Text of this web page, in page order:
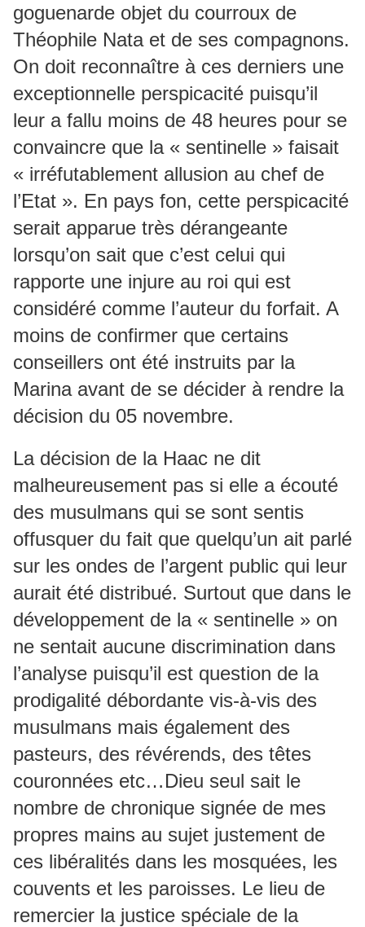
goguenarde objet du courroux de
Théophile Nata et de ses compagnons.
On doit reconnaître à ces derniers une
exceptionnelle perspicacité puisqu’il
leur a fallu moins de 48 heures pour se
convaincre que la « sentinelle » faisait
« irréfutablement allusion au chef de
l’Etat ». En pays fon, cette perspicacité
serait apparue très dérangeante
lorsqu’on sait que c’est celui qui
rapporte une injure au roi qui est
considéré comme l’auteur du forfait. A
moins de confirmer que certains
conseillers ont été instruits par la
Marina avant de se décider à rendre la
décision du 05 novembre.
La décision de la Haac ne dit
malheureusement pas si elle a écouté
des musulmans qui se sont sentis
offusquer du fait que quelqu’un ait parlé
sur les ondes de l’argent public qui leur
aurait été distribué. Surtout que dans le
développement de la « sentinelle » on
ne sentait aucune discrimination dans
l’analyse puisqu’il est question de la
prodigalité débordante vis-à-vis des
musulmans mais également des
pasteurs, des révérends, des têtes
couronnées etc…Dieu seul sait le
nombre de chronique signée de mes
propres mains au sujet justement de
ces libéralités dans les mosquées, les
couvents et les paroisses. Le lieu de
remercier la justice spéciale de la